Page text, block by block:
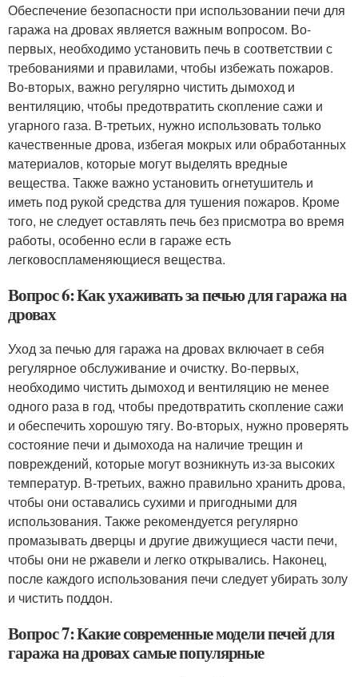
Обеспечение безопасности при использовании печи для
гаража на дровах является важным вопросом. Во-
первых, необходимо установить печь в соответствии с
требованиями и правилами, чтобы избежать пожаров.
Во-вторых, важно регулярно чистить дымоход и
вентиляцию, чтобы предотвратить скопление сажи и
угарного газа. В-третьих, нужно использовать только
качественные дрова, избегая мокрых или обработанных
материалов, которые могут выделять вредные
вещества. Также важно установить огнетушитель и
иметь под рукой средства для тушения пожаров. Кроме
того, не следует оставлять печь без присмотра во время
работы, особенно если в гараже есть
легковоспламеняющиеся вещества.
Вопрос 6: Как ухаживать за печью для гаража на
дровах
Уход за печью для гаража на дровах включает в себя
регулярное обслуживание и очистку. Во-первых,
необходимо чистить дымоход и вентиляцию не менее
одного раза в год, чтобы предотвратить скопление сажи
и обеспечить хорошую тягу. Во-вторых, нужно проверять
состояние печи и дымохода на наличие трещин и
повреждений, которые могут возникнуть из-за высоких
температур. В-третьих, важно правильно хранить дрова,
чтобы они оставались сухими и пригодными для
использования. Также рекомендуется регулярно
промазывать дверцы и другие движущиеся части печи,
чтобы они не ржавели и легко открывались. Наконец,
после каждого использования печи следует убирать золу
и чистить поддон.
Вопрос 7: Какие современные модели печей для
гаража на дровах самые популярные